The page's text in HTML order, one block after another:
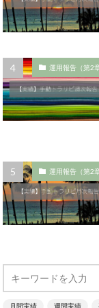
運用報告（第2章
運用報告（第2章
月間実績 週間実績